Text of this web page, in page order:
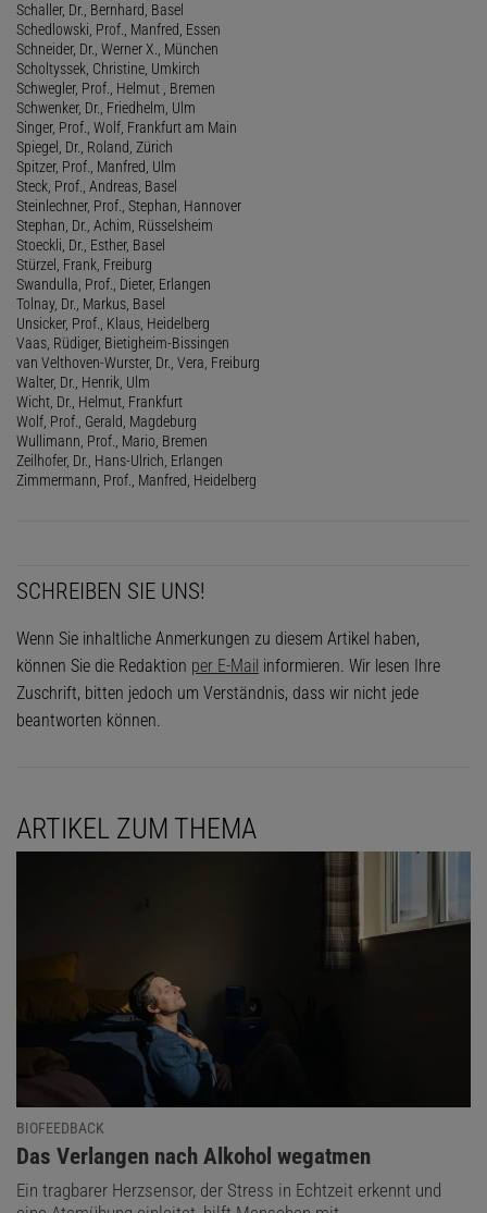
Schaller, Dr., Bernhard, Basel
Schedlowski, Prof., Manfred, Essen
Schneider, Dr., Werner X., München
Scholtyssek, Christine, Umkirch
Schwegler, Prof., Helmut , Bremen
Schwenker, Dr., Friedhelm, Ulm
Singer, Prof., Wolf, Frankfurt am Main
Spiegel, Dr., Roland, Zürich
Spitzer, Prof., Manfred, Ulm
Steck, Prof., Andreas, Basel
Steinlechner, Prof., Stephan, Hannover
Stephan, Dr., Achim, Rüsselsheim
Stoeckli, Dr., Esther, Basel
Stürzel, Frank, Freiburg
Swandulla, Prof., Dieter, Erlangen
Tolnay, Dr., Markus, Basel
Unsicker, Prof., Klaus, Heidelberg
Vaas, Rüdiger, Bietigheim-Bissingen
van Velthoven-Wurster, Dr., Vera, Freiburg
Walter, Dr., Henrik, Ulm
Wicht, Dr., Helmut, Frankfurt
Wolf, Prof., Gerald, Magdeburg
Wullimann, Prof., Mario, Bremen
Zeilhofer, Dr., Hans-Ulrich, Erlangen
Zimmermann, Prof., Manfred, Heidelberg
SCHREIBEN SIE UNS!
Wenn Sie inhaltliche Anmerkungen zu diesem Artikel haben,
können Sie die Redaktion per E-Mail informieren. Wir lesen Ihre
Zuschrift, bitten jedoch um Verständnis, dass wir nicht jede
beantworten können.
ARTIKEL ZUM THEMA
BIOFEEDBACK
:
Das Verlangen nach Alkohol wegatmen
Ein tragbarer Herzsensor, der Stress in Echtzeit erkennt und